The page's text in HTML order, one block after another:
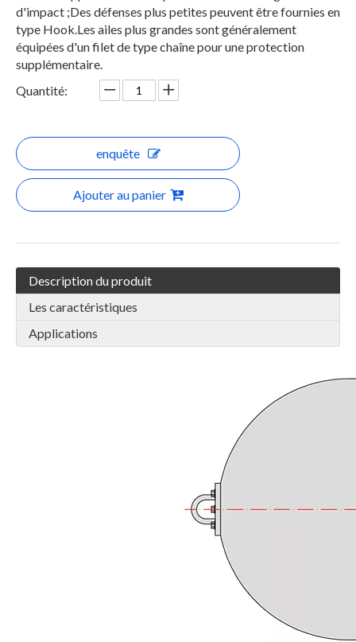
d'impact ;Des défenses plus petites peuvent être fournies en
type Hook.Les ailes plus grandes sont généralement
équipées d'un filet de type chaîne pour une protection
supplémentaire.
Quantité:
enquête
Ajouter au panier
Description du produit
Les caractéristiques
Applications